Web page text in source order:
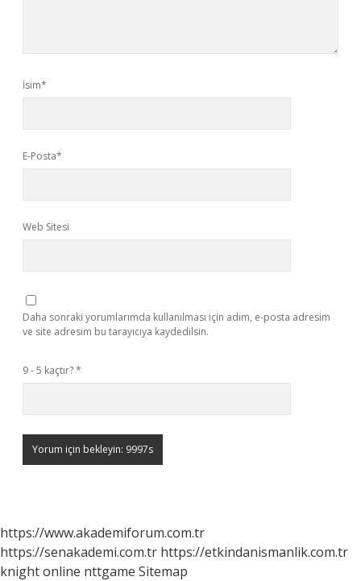
İsim*
E-Posta*
Web Sitesi
Daha sonraki yorumlarımda kullanılması için adım, e-posta adresim
ve site adresim bu tarayıcıya kaydedilsin.
9 - 5 kaçtır?*
https://www.akademiforum.com.tr
https://senakademi.com.tr https://etkindanismanlik.com.tr
knight online nttgame Sitemap